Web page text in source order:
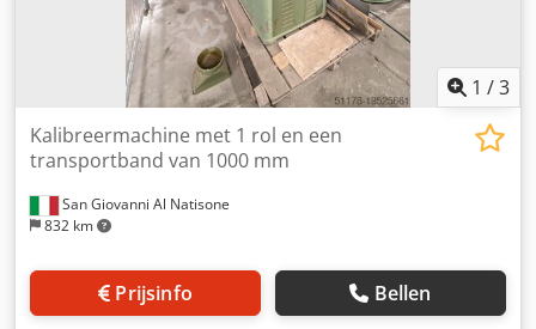
1 /3
San Giovanni Al Natisone
832 km
Kalibreermachine met 1 rol en een
transportband van 1000 mm
Prijsinfo Bellen